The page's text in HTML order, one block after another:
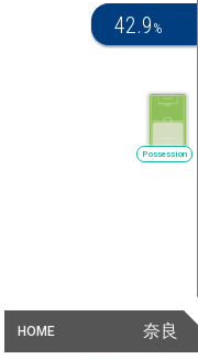
42.9 %
Possession
HOME 奈良